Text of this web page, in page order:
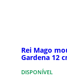
Rei Mago
Gardena 12
DISPONÍVEL